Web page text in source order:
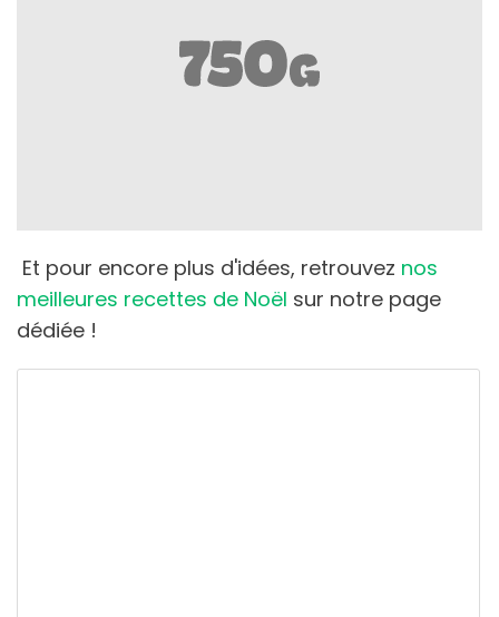
Et pour encore plus d'idées, retrouvez nos
meilleures recettes de Noël sur notre page
dédiée !